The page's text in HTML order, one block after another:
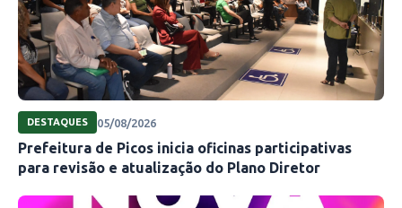
DESTAQUES 05/08/2026
Prefeitura de Picos inicia oficinas participativas
para revisão e atualização do Plano Diretor